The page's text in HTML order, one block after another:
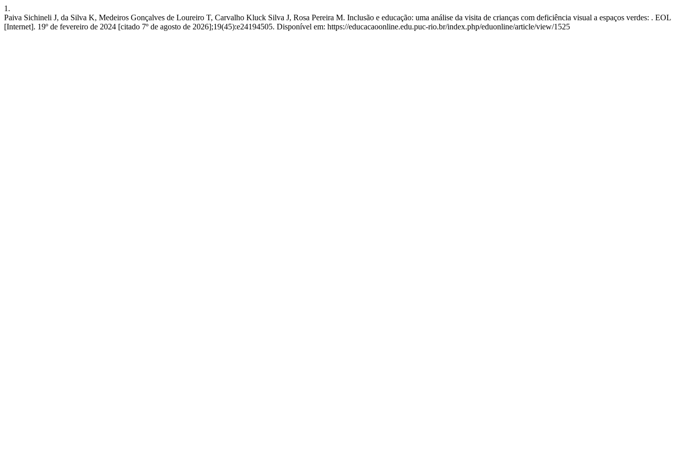
1.
Paiva Sichineli J, da Silva K, Medeiros Gonçalves de Loureiro T, Carvalho Kluck Silva J, Rosa Pereira M. Inclusão e educação: uma análise da visita de crianças com deficiência visual a espaços verdes: . EOL
[Internet]. 19º de fevereiro de 2024 [citado 7º de agosto de 2026];19(45):e24194505. Disponível em: https://educacaoonline.edu.puc-rio.br/index.php/eduonline/article/view/1525